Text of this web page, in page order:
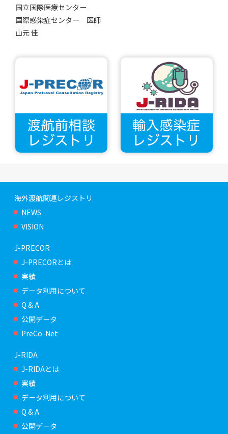
国立国際医療センター
国際感染症センター 医師
山元 佳
海外渡航関連レジストリ
NEWS
VISION
J-PRECOR
J-PRECORとは
実績
データ利用について
Q & A
公開データ
PreCo-Net
J-RIDA
J-RIDAとは
実績
データ利用について
Q & A
公開データ